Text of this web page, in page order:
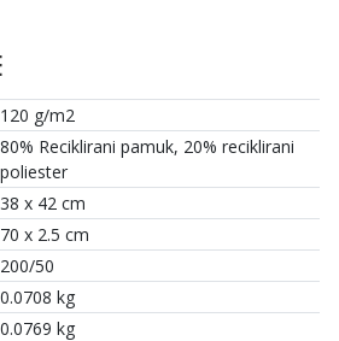
120 g/m2
80% Reciklirani pamuk, 20% reciklirani
poliester
38 x 42 cm
70 x 2.5 cm
200/50
0.0708 kg
0.0769 kg